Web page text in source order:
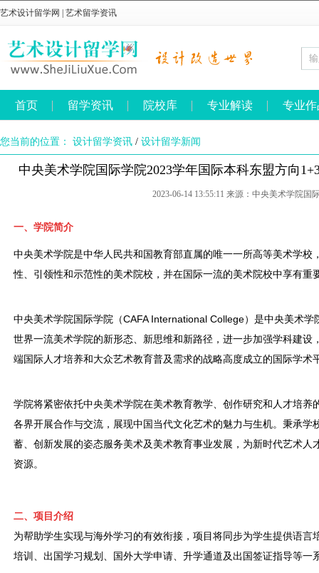
艺术设计留学网 艺术留学资讯
首页 留学资讯 院校库 专业解读 专业
您当前的位置： 设计留学资讯 / 设计留学新闻
中央美术学院国际学院2023学年国际本科东盟方向
2023-06-14 13:55:11 来源：中央美术学院国
一、学院简介
中央美术学院是中华人民共和国教育部直属的唯一一所高等美术学校
性、引领性和示范性的美术院校，并在国际一流的美术院校中享有重
中央美术学院国际学院（CAFA International College）是中央美术
世界一流美术学院的新形态、新思维和新路径，进一步加强学科建设
端国际人才培养和大众艺术教育普及需求的战略高度成立的国际学术
学院将紧密依托中央美术学院在美术教育教学、创作研究和人才培养
各界开展合作与交流，展现中国当代文化艺术的魅力与生机。秉承学
蓄、创新发展的姿态服务美术及美术教育事业发展，为新时代艺术人
资源。
二、项目介绍
为帮助学生实现与海外学习的有效衔接，项目将同步为学生提供语言
培训、出国学习规划、国外大学申请、升学通道及出国签证指导等一